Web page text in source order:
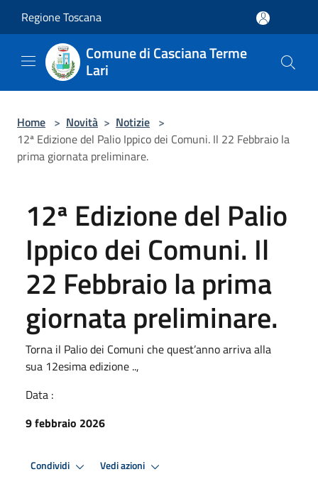
Regione Toscana
Comune di Casciana Terme
Lari
Home > Novità > Notizie >
12ª Edizione del Palio Ippico dei Comuni. Il 22 Febbraio la
prima giornata preliminare.
12ª Edizione del Palio
Ippico dei Comuni. Il
22 Febbraio la prima
giornata preliminare.
Torna il Palio dei Comuni che quest’anno arriva alla
sua 12esima edizione ..,
Data :
9 febbraio 2026
Condividi Vedi azioni